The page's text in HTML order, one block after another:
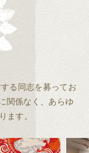
る同志を募ってお
関係なく、あらゆ
ます。